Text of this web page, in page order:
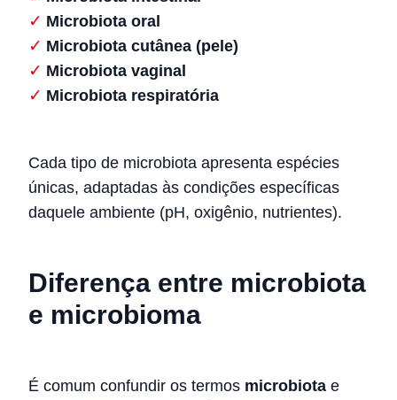
Microbiota oral
Microbiota cutânea (pele)
Microbiota vaginal
Microbiota respiratória
Cada tipo de microbiota apresenta espécies
únicas, adaptadas às condições específicas
daquele ambiente (pH, oxigênio, nutrientes).
Diferença entre microbiota
e microbioma
É comum confundir os termos microbiota e